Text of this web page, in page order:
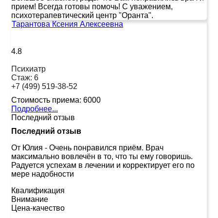
прием! Всегда готовы помочь! С уважением,
психотерапевтический центр "Оранта".
Тарантова Ксения Алексеевна
4.8
Психиатр
Стаж: 6
+7 (499) 519-38-52
Стоимость приема: 6000
Подробнее...
Последний отзыв
Последний отзыв
От Юлия - Очень понравился приём. Врач
максимально вовлечён в то, что ты ему говоришь.
Радуется успехам в лечении и корректирует его по
мере надобности
Квалификация
Внимание
Цена-качество